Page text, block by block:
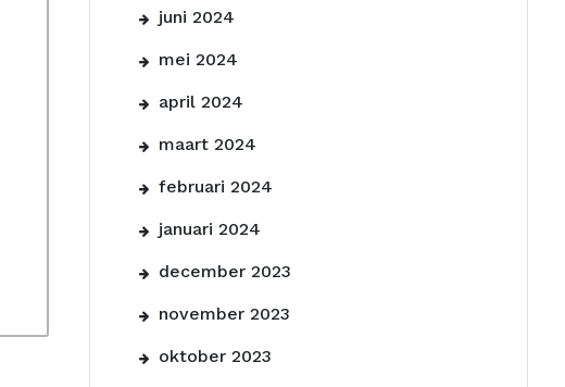
juni 2024
mei 2024
april 2024
maart 2024
februari 2024
januari 2024
december 2023
november 2023
oktober 2023